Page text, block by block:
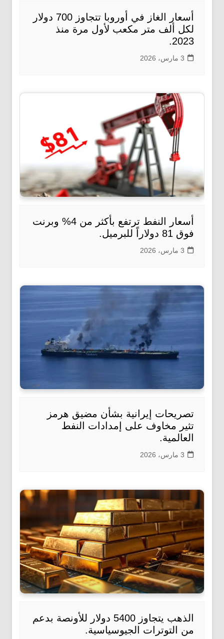
أسعار الغاز في أوروبا تتجاوز 700 دولار
لكل ألف متر مكعب لأول مرة منذ
2023.
3 مارس، 2026
أسعار النفط ترتفع بأكثر من 4% وبرنت
فوق 81 دولاراً للبرميل.
3 مارس، 2026
تصريحات إيرانية بشأن مضيق هرمز
تثير مخاوف على إمدادات النفط
العالمية.
3 مارس، 2026
الذهب يتجاوز 5400 دولار للأونصة بدعم
من التوترات الجيوسياسية.